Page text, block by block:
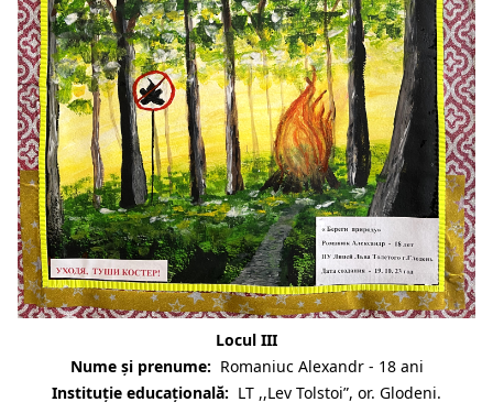
Locul III
Nume și prenume: Romaniuc Alexandr - 18 ani
Instituție educațională: LT ,,Lev Tolstoi”, or. Glodeni.